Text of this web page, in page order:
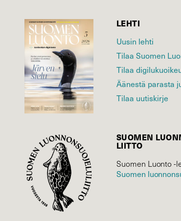
LEHTI
Uusin lehti
Tilaa Suomen
Tilaa
Äänestä parasta
Tilaa uutiskirje
SUOMEN
LIITTO
Suomen Luonto -
Suomen